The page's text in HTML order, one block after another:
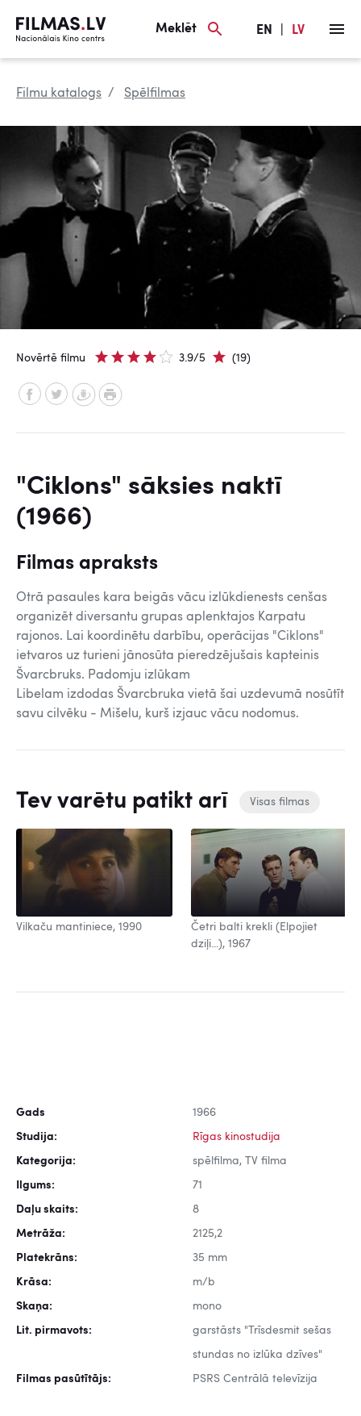
Meklēt EN LV
Filmu katalogs Spēlfilmas
Novērtē filmu 3.9/5 (19)
"Ciklons" sāksies naktī
(1966)
Filmas apraksts
Otrā pasaules kara beigās vācu izlūkdienests cenšas
organizēt diversantu grupas aplenktajos Karpatu
rajonos. Lai koordinētu darbību, operācijas "Ciklons"
ietvaros uz turieni jānosūta pieredzējušais kapteinis
Švarcbruks. Padomju izlūkam
Libelam izdodas Švarcbruka vietā šai uzdevumā nosūtīt
savu cilvēku - Mišelu, kurš izjauc vācu nodomus.
Tev varētu patikt arī Visas filmas
Vilkaču mantiniece, 1990
Četri balti krekli (Elpojiet
dziļi...), 1967
Gads 1966
Studija: Rīgas kinostudija
Kategorija: spēlfilma, TV filma
Ilgums: 71
Daļu skaits: 8
Metrāža: 2125,2
Platekrāns: 35 mm
Krāsa: m/b
Skaņa: mono
Lit. pirmavots: garstāsts "Trīsdesmit sešas
stundas no izlūka dzīves"
Filmas pasūtītājs: PSRS Centrālā televīzija